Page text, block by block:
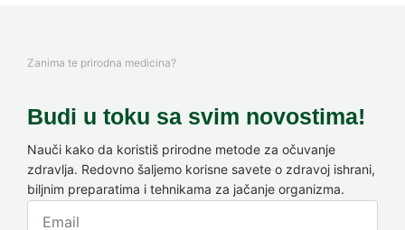
Zanima te prirodna medicina?
Budi u toku sa svim novostima!
Nauči kako da koristiš prirodne metode za očuvanje
zdravlja. Redovno šaljemo korisne savete o zdravoj ishrani,
biljnim preparatima i tehnikama za jačanje organizma.